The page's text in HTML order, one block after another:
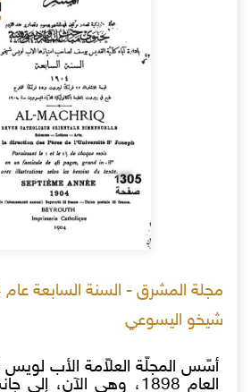
شيخو اليسوعي
أسّس المجلّة العلاّمة الأب
العام 1898، وهي الآن،